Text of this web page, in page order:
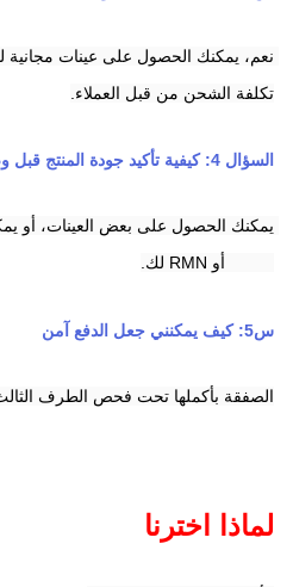
تكلفة الشحن من قبل العملاء.
السؤال 4: كيفية تأكيد جودة المنتج قبل وضع الطلبات
س5: كيف يمكنني جعل الدفع آمن
الصفقة بأكملها تحت فحص الطرف الثالث
لماذا اخترنا